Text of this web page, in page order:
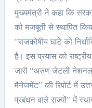
मुख्यमंत्री ने कहा कि
को मजबूती से स्थापित
’’राजकोषीय घाटे को
है। इस प्रयास को
जारी ’’अरुण जेटली
मैनेजमेंट’’ की रिपोर्ट में
प्रबंधन वाले राज्यों’’ में